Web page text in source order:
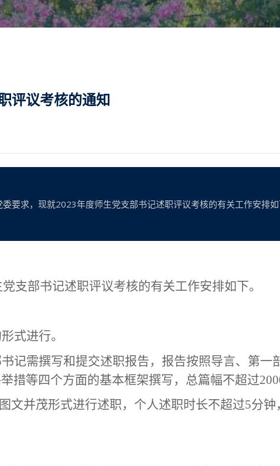
评议考核的通知
要求，现就2023年度师生党支部书记述职评议考核的有关工作安排如
支部书记述职评议考核的有关工作安排如下。
式进行。
记需撰写和提交述职报告， 报告按照导言、第一
措等四个方面的基本框架撰写，总篇幅不超过
文并茂形式进行述职，个人述职时长不超过5分钟